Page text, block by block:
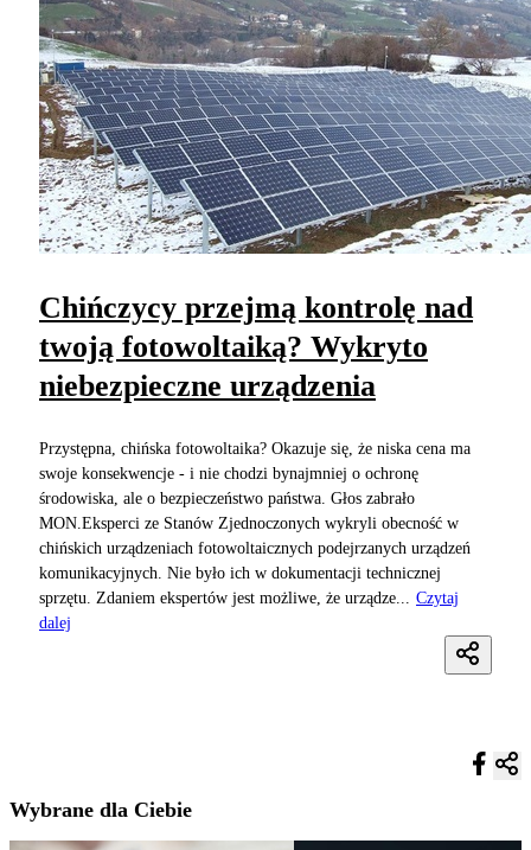
Chińczycy przejmą kontrolę nad
twoją fotowoltaiką? Wykryto
niebezpieczne urządzenia
Przystępna, chińska fotowoltaika? Okazuje się, że niska cena ma
swoje konsekwencje - i nie chodzi bynajmniej o ochronę
środowiska, ale o bezpieczeństwo państwa. Głos zabrało
MON.Eksperci ze Stanów Zjednoczonych wykryli obecność w
chińskich urządzeniach fotowoltaicznych podejrzanych urządzeń
komunikacyjnych. Nie było ich w dokumentacji technicznej
sprzętu. Zdaniem ekspertów jest możliwe, że urządze...
Czytaj
dalej
Wybrane dla Ciebie